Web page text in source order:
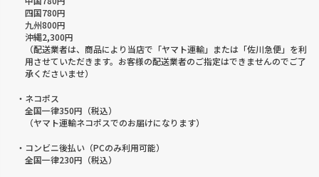
四国780円
九州800円
沖縄2,300円
（配送業者は、商品により当店で「ヤマト運輸」または「佐川急便」を利
用させていただきます。お客様の配送業者のご指定はできませんのでご了
承くださいませ）
・ネコポス
全国一律350円（税込）
（ヤマト運輸ネコポスでのお届けになります）
・コンビニ後払い（PCのみ利用可能）
全国一律230円（税込）